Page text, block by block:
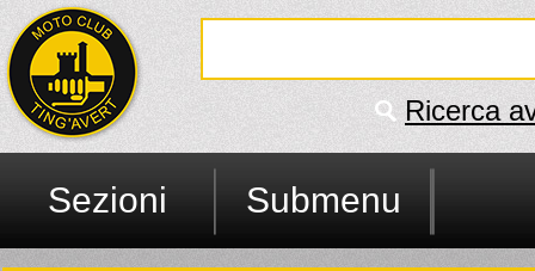
Ricerca
Sezioni Submenu